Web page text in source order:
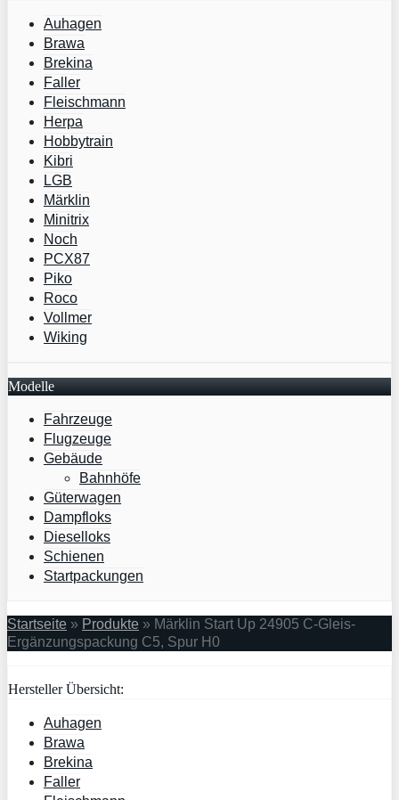
Auhagen
Brawa
Brekina
Faller
Fleischmann
Herpa
Hobbytrain
Kibri
LGB
Märklin
Minitrix
Noch
PCX87
Piko
Roco
Vollmer
Wiking
Modelle
Fahrzeuge
Flugzeuge
Gebäude
Bahnhöfe
Güterwagen
Dampfloks
Dieselloks
Schienen
Startpackungen
Startseite » Produkte » Märklin Start Up 24905 C-Gleis-
Ergänzungspackung C5, Spur H0
Hersteller Übersicht:
Auhagen
Brawa
Brekina
Faller